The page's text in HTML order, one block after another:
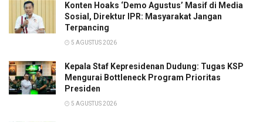
Konten Hoaks ‘Demo Agustus’ Masif di Media
Sosial, Direktur IPR: Masyarakat Jangan
Terpancing
5 AGUSTUS 2026
Kepala Staf Kepresidenan Dudung: Tugas KSP
Mengurai Bottleneck Program Prioritas
Presiden
5 AGUSTUS 2026